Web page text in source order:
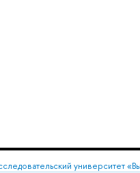
университет